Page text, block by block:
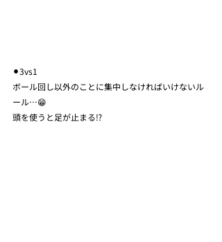
⚫︎3vs1
ボール回し以外のことに集中しなければいけないル
ール…😁
頭を使うと足が止まる⁉️